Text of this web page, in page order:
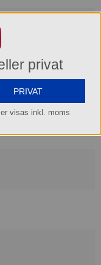
privat
PRIVAT
visas inkl. moms